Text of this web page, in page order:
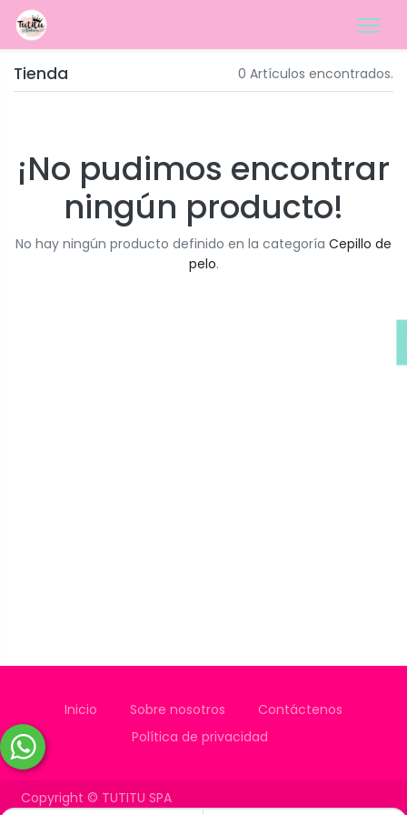
Tienda 0 Artículos encontrados.
¡No pudimos encontrar
ningún producto!
No hay ningún producto definido en la categoría Cepillo de
pelo.
Inicio Sobre nosotros
Contáctenos
Política de privacidad
Copyright © TUTITU SPA